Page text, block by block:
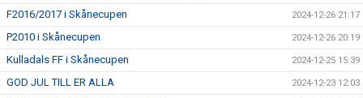
F2016/2017 i Skånecupen 2024-12-26 21:17
P2010 i Skånecupen 2024-12-26 20:19
Kulladals FF i Skånecupen 2024-12-25 15:39
GOD JUL TILL ER ALLA 2024-12-23 12:03